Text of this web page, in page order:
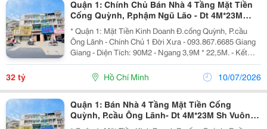
Quận 1: Chính Chủ Bán Nhà 4 Tầng Mặt Tiền
Cống Quỳnh, P.phậm Ngũ Lão - Dt 4M*23M
Vuông Đẹp- Ngay Vòng Xoay Phạm Ngũ Lão
Phố Tây
* Quận 1: Mặt Tiền Kinh Doanh Đ.cống Quỳnh, P.cầu
Ông Lãnh - Chính Chủ 1 Đời Xưa - 093.867.6685 Giang
Giang - Diện Tích: 90M2 - Ngang 3,9M * 22,5M. - Kết
Cấu: 4 Tầng - Sân Thượng. - Đang Sẵn Dòng Tiền Kinh
Doanh Đều - Vị Trí Trung Tâm Khan Hiếm...
32 tỷ Hồ Chí Minh 10/07/2026
Quận 1: Bán Nhà 4 Tầng Mặt Tiền Cống
Quỳnh, P.cầu Ông Lãnh- Dt 4M*23M Sh Vuông
Đẹp- Ngay Vòng Xoay Phạm Ngũ Lão Phố Tây